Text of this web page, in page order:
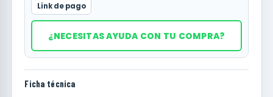
Link de pago
¿NECESITAS AYUDA CON TU COMPRA?
Ficha técnica